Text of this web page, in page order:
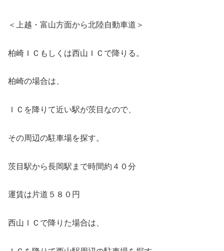
＜上越・富山方面から北陸自動車道＞
柏崎ＩＣもしくは西山ＩＣで降りる。
柏崎の場合は、
ＩＣを降りて近い駅が茨目なので、
その周辺の駐車場を探す。
茨目駅から長岡駅まで時間約４０分
運賃は片道５８０円
西山ＩＣで降りた場合は、